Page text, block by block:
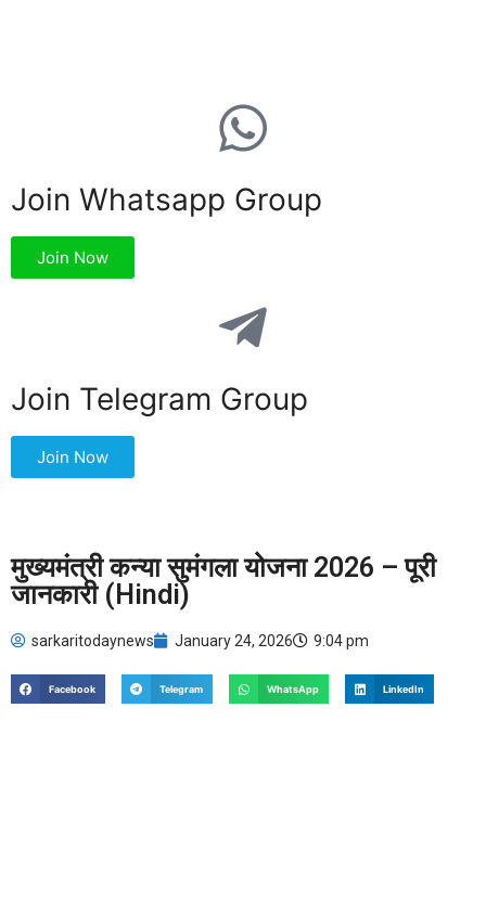
Join Whatsapp Group
Join Now
Join Telegram Group
Join Now
मुख्यमंत्री कन्या सुमंगला योजना 2026 – पूरी
जानकारी (Hindi)
sarkaritodaynews January 24, 2026 9:04 pm
Facebook Telegram WhatsApp LinkedIn